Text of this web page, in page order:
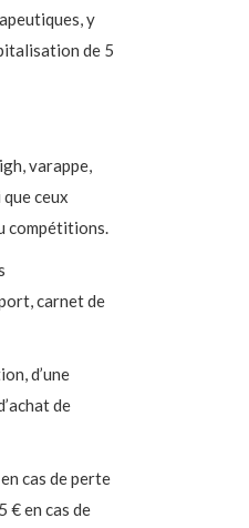
y
de 5
varappe,
ceux
compétitions.
carnet de
d’une
de
cas de perte
€ en cas de